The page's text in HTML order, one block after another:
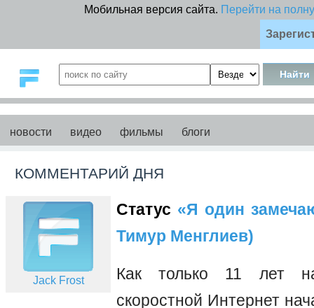
Мобильная версия сайта. Перейти на
новости видео фильмы блоги
КОММЕНТАРИЙ ДНЯ
Jack Frost
Статус «Я один
Тимур Менглиев)
Как только 11 лет
скоростной Интернет